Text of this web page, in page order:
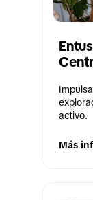
activo.
Más